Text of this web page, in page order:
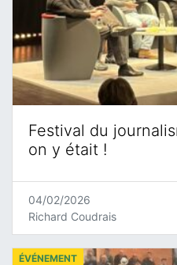
Festival du
on y était !
04/02/2026
Richard Coudrais
ÉVÉNEMENT